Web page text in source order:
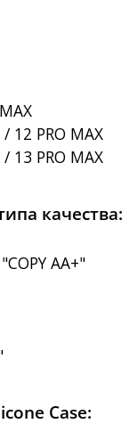
12 PRO MAX
13 PRO MAX
качества:
AA+"
Case: